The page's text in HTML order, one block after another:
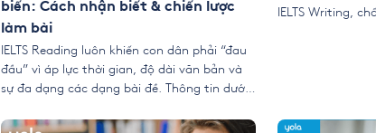
biến: Cách nhận biết & chiến lược
làm bài
IELTS Reading luôn khiến con dân phải “đau
đầu” vì áp lực thời gian, độ dài văn bản và
sự đa dạng các dạng bài đề. Thông tin dưới
IELTS phổ biến. Bạn sẽ biết cách nhận diện
IELTS Writing,